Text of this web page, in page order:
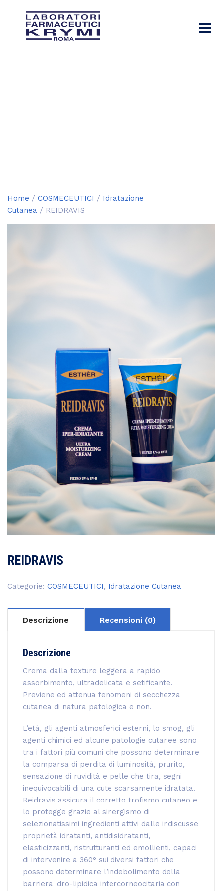
Home / COSMECEUTICI / Idratazione
Cutanea / REIDRAVIS
REIDRAVIS
Categorie: COSMECEUTICI, Idratazione Cutanea
Descrizione Recensioni (0)
Descrizione
Crema dalla texture leggera a rapido
assorbimento, ultradelicata e setificante.
Previene ed attenua fenomeni di secchezza
cutanea di natura patologica e non.
L’età, gli agenti atmosferici esterni, lo smog, gli
agenti chimici ed alcune patologie cutanee sono
tra i fattori più comuni che possono determinare
la comparsa di perdita di luminosità, prurito,
sensazione di ruvidità e pelle che tira, segni
inequivocabili di una cute scarsamente idratata.
Reidravis assicura il corretto trofismo cutaneo e
lo protegge grazie al sinergismo di
selezionatissimi ingredienti attivi dalle indiscusse
proprietà idratanti, antidisidratanti,
elasticizzanti, ristrutturanti ed emollienti, capaci
di intervenire a 360° sui diversi fattori che
possono determinare l’indebolimento della
barriera idro-lipidica intercorneocitaria con